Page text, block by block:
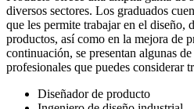
diversos sectores. Los graduados
que les permite trabajar en el diseño,
productos, así como en la mejora de
continuación, se presentan algunas
profesionales que puedes considerar
Diseñador de producto